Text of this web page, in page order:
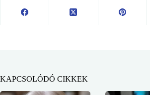
KAPCSOLÓDÓ CIKKEK